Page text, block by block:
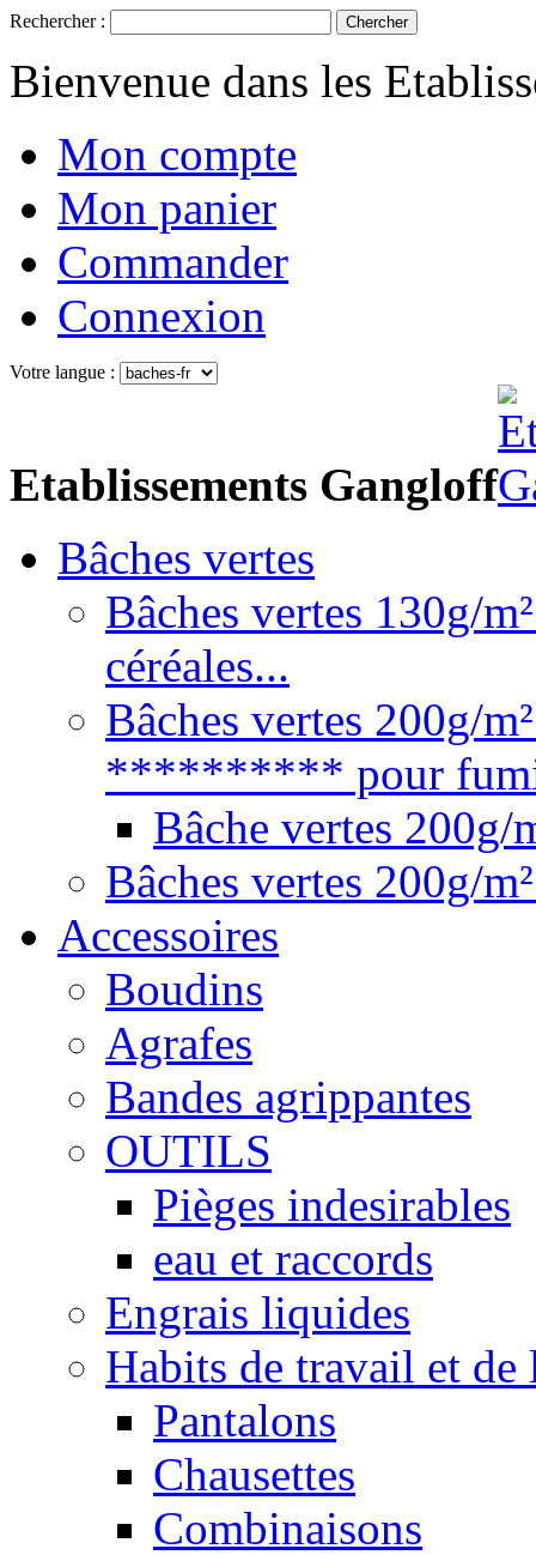
Rechercher : Chercher
Bienvenue dans les
Mon compte
Mon panier
Commander
Connexion
Votre langue :
Etablissements Gangloff
Bâches vertes
Bâches vertes 130g/
céréales...
Bâches vertes 200g/
********** pour
Bâche vertes
Bâches vertes 200g/
Accessoires
Boudins
Agrafes
Bandes agrippantes
OUTILS
Pièges indesirables
eau et raccords
Engrais liquides
Habits de travail et
Pantalons
Chausettes
Combinaisons